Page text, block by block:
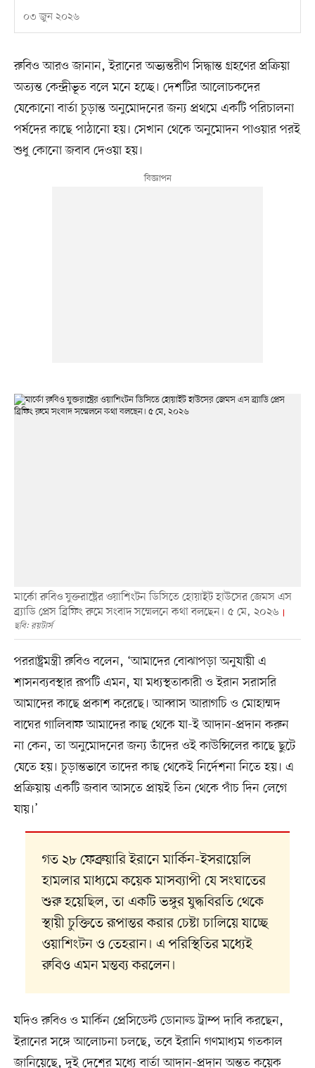
০৩ জুন ২০২৬
রুবিও আরও জানান, ইরানের অভ্যন্তরীণ সিদ্ধান্ত গ্রহণের প্রক্রিয়া
অত্যন্ত কেন্দ্রীভূত বলে মনে হচ্ছে। দেশটির আলোচকদের
যেকোনো বার্তা চূড়ান্ত অনুমোদনের জন্য প্রথমে একটি পরিচালনা
পর্ষদের কাছে পাঠানো হয়। সেখান থেকে অনুমোদন পাওয়ার পরই
শুধু কোনো জবাব দেওয়া হয়।
মার্কো রুবিও যুক্তরাষ্ট্রের ওয়াশিংটন ডিসিতে হোয়াইট হাউসের জেমস এস
ব্র্যাডি প্রেস ব্রিফিং রুমে সংবাদ সম্মেলনে কথা বলছেন। ৫ মে, ২০২৬
ছবি: রয়টার্স
পররাষ্ট্রমন্ত্রী রুবিও বলেন, ‘আমাদের বোঝাপড়া অনুযায়ী এ
শাসনব্যবস্থার রূপটি এমন, যা মধ্যস্থতাকারী ও ইরান সরাসরি
আমাদের কাছে প্রকাশ করেছে। আব্বাস আরাগচি ও মোহাম্মদ
বাঘের গালিবাফ আমাদের কাছ থেকে যা-ই আদান-প্রদান করুন
না কেন, তা অনুমোদনের জন্য তাঁদের ওই কাউন্সিলের কাছে ছুটে
যেতে হয়। চূড়ান্তভাবে তাদের কাছ থেকেই নির্দেশনা নিতে হয়। এ
প্রক্রিয়ায় একটি জবাব আসতে প্রায়ই তিন থেকে পাঁচ দিন লেগে
যায়।’
গত ২৮ ফেব্রুয়ারি ইরানে মার্কিন-ইসরায়েলি
হামলার মাধ্যমে কয়েক মাসব্যাপী যে সংঘাতের
শুরু হয়েছিল, তা একটি ভঙ্গুর যুদ্ধবিরতি থেকে
স্থায়ী চুক্তিতে রূপান্তর করার চেষ্টা চালিয়ে যাচ্ছে
ওয়াশিংটন ও তেহরান। এ পরিস্থিতির মধ্যেই
রুবিও এমন মন্তব্য করলেন।
যদিও রুবিও ও মার্কিন প্রেসিডেন্ট ডোনাল্ড ট্রাম্প দাবি করছেন,
ইরানের সঙ্গে আলোচনা চলছে, তবে ইরানি গণমাধ্যম গতকাল
জানিয়েছে, দুই দেশের মধ্যে বার্তা আদান-প্রদান অন্তত কয়েক